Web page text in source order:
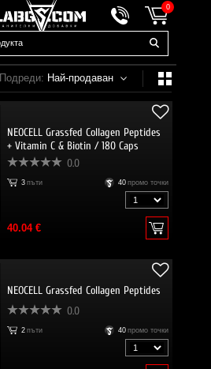
0
Подреди: Най-продаван
NEOCELL Grassfed Collagen Peptides
+ Vitamin C & Biotin / 180 Caps
0.0
3 пъти 40 промо точки
40.04 €
NEOCELL Grassfed Collagen Peptides
0.0
2 пъти 40 промо точки